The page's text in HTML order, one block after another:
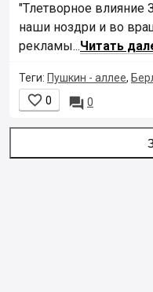
"Тлетворное влияние
наши ноздри и во
рекламы...Читать
Теги: Пушкин - аллее,
 0  0